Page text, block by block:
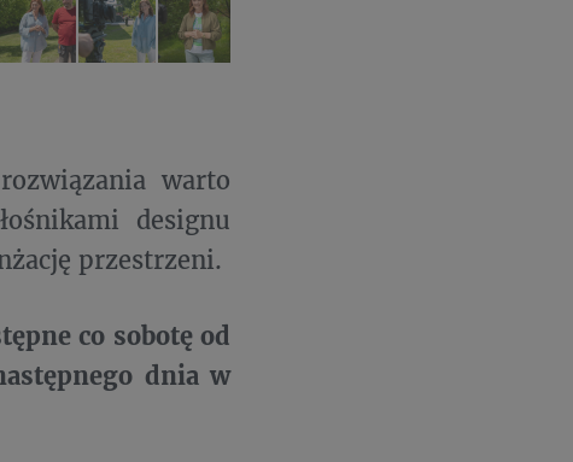
warto
designu
przestrzeni.
co sobotę od
dnia w